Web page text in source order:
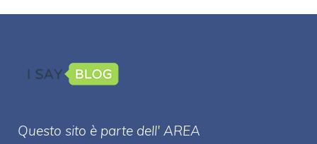
Questo sito è parte dell' AREA